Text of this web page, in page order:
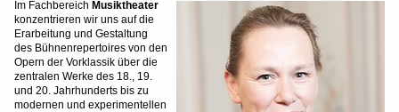
Im Fachbereich Musiktheater
konzentrieren wir uns auf die
Erarbeitung und Gestaltung
des Bühnenrepertoires von den
Opern der Vorklassik über die
zentralen Werke des 18., 19.
und 20. Jahrhunderts bis zu
modernen und experimentellen